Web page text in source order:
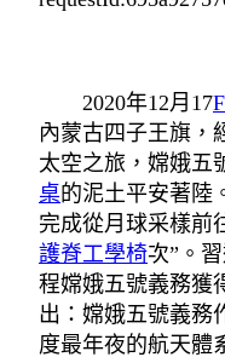
2020年12月17
內蒙古四子王旗，
太空之旅，嫦娥五
桌的泥土平安著陸
完成從月球采樣前
護脊工學椅次”。
程嫦娥五號義務獲
出：嫦娥五號義務
度最年夜的航天體